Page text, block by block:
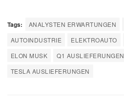
Tags: ANALYSTEN ERWARTUNGEN
AUTOINDUSTRIE
ELEKTROAUTO
ELON MUSK
Q1 AUSLIEFERUNGEN
TESLA AUSLIEFERUNGEN